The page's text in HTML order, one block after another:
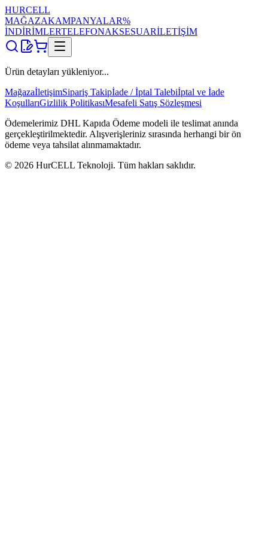
HURCELL
MAĞAZAKAMPANYALAR%
İNDİRİMLERTELEFONAKSESUARİLETİŞİM
Ürün detayları yükleniyor...
MağazaİletişimSipariş Takipİade / İptal Talebiİptal ve İade
KoşullarıGizlilik PolitikasıMesafeli Satış Sözleşmesi
Ödemelerimiz DHL Kapıda Ödeme modeli ile teslimat anında
gerçekleştirilmektedir. Alışverişleriniz sırasında herhangi bir ön
ödeme veya tahsilat alınmamaktadır.
© 2026 HurCELL Teknoloji. Tüm hakları saklıdır.